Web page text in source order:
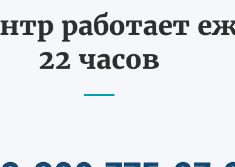
работает
22 часов